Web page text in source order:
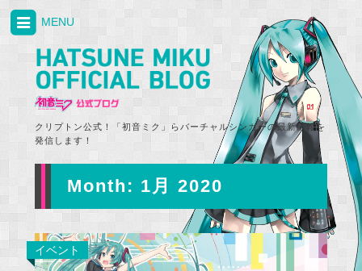
クリプトン公式！「初音ミク」らバーチャルシンガーの最新情報を
発信します！
MENU
Month: 1月 2020
イベント